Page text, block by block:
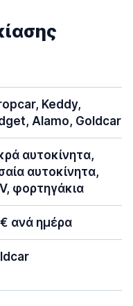
Keddy,
Alamo, Goldcar
αυτοκίνητα,
αυτοκίνητα,
φορτηγάκια
ανά ημέρα